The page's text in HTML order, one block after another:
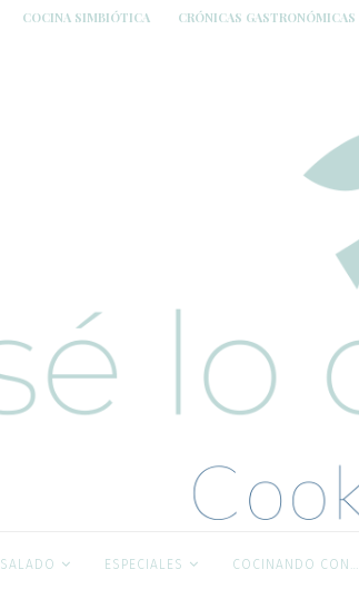
COCINA SIMBIÓTICA CRÓNICAS GASTRONÓMICAS
SALADO ESPECIALES COCINANDO CON…